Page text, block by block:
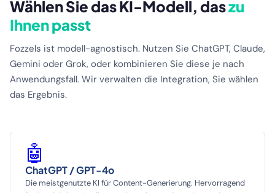
Wählen Sie das KI-Modell, daszu
Ihnen passt
Fozzels ist modell-agnostisch. Nutzen Sie ChatGPT, Claude,
Gemini oder Grok, oder kombinieren Sie diese je nach
Anwendungsfall. Wir verwalten die Integration, Sie wählen
das Ergebnis.
🤖
ChatGPT / GPT-4o
Die meistgenutzte KI für Content-Generierung. Hervorragend